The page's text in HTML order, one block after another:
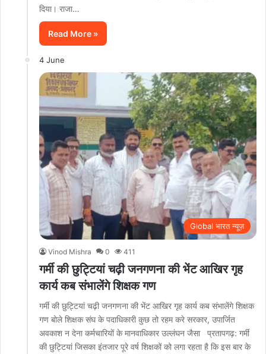
दिया। राजा…
Read More »
4 June
Global भारत न्यूज़
Vinod Mishra 0 411
गर्मी की छुट्टियां चढ़ी जनगणना की भेंट आखिर गृह
कार्य कब संभालेंगे शिक्षक गण
गर्मी की छुट्टियां चढ़ी जनगणना की भेंट आखिर गृह कार्य कब संभालेंगे शिक्षक
गण बोले शिक्षक संघ के पदाधिकारी कुछ तो रहम करे सरकार, उपार्जित
अवकाश न देना कर्मचारियों के मानवाधिकार उल्लंघन जैसा प्रतापगढ़: गर्मी
की छुट्टियां जिसका इंतजार पूरे वर्ष शिक्षकों को लगा रहता है कि इस बार के